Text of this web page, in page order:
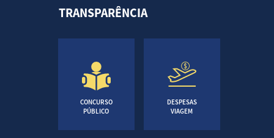
TRANSPARÊNCIA
CONCURSO
PÚBLICO
DESPESAS
VIAGEM